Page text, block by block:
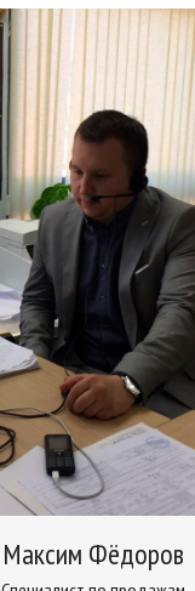
Максим Фёдоров